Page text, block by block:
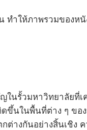
ทำให้ภาพรวมของห
นรั้วมหาวิทยาลัยที่
ขึ้นในพื้นที่ต่าง ๆ ข
างกันอย่างสิ้นเชิง